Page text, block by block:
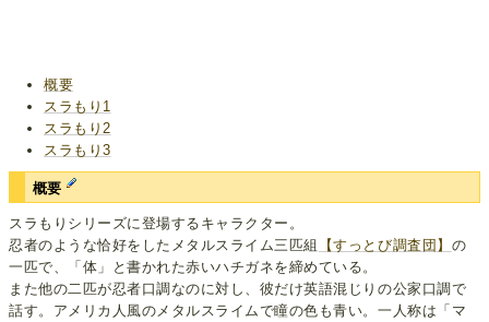
概要
スラもり1
スラもり2
スラもり3
概要
スラもりシリーズに登場するキャラクター。
忍者のような恰好をしたメタルスライム三匹組
【すっとび調査団】 の
一匹で、「体」と書かれた赤いハチガネを締めている。
また他の二匹が忍者口調なのに対し、彼だけ英語混じりの公家口調で
話す。アメリカ人風のメタルスライムで瞳の色も青い。一人称は「マ